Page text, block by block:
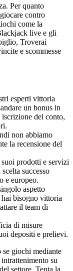
Per quanto
contro
come la
live e gli
Troverai
e scommesse
esperti vittoria
un bonus in
del conto,
non abbiamo
la recensione del
prodotti e servizi
successo
e europeo.
aspetto
hai bisogno vittoria
il team di
di misure
depositi e prelievi.
se giochi mediante
su